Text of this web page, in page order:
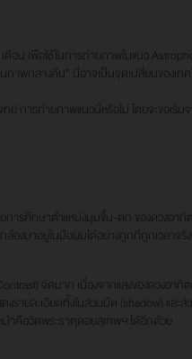
เพื่อใช้ในการถ่ายภาพในแนว
าพกลางคืน” นี่อาจเป็นจุดเปลี่ยนของเท
การถ่ายภาพแนวนี้หรือไม่ โดยจะขอเริ่
ศึกษาตำแหน่งมุมขึ้น-ตก ของดวงอาทิ
องมาอยู่ในมือผมได้อย่างถูกที่ถูกเวลาจริ
จัดมาก เนื่องจากแสงของดวงอาทิต
ละเอียดทั้งในส่วนมืด (shadow) และส่
าคือวัดพระธาตุดอยสุเทพฯ ได้อีกด้วย